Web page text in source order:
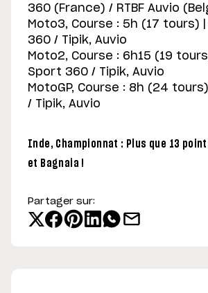
360 (France) / RTBF Auvio
Moto3, Course : 5h (17 tours)
360 / Tipik, Auvio
Moto2, Course : 6h15 (19
Sport 360 / Tipik, Auvio
MotoGP, Course : 8h (24
/ Tipik, Auvio
Inde, Championnat : Plus que 13
et Bagnaia !
Partager sur: